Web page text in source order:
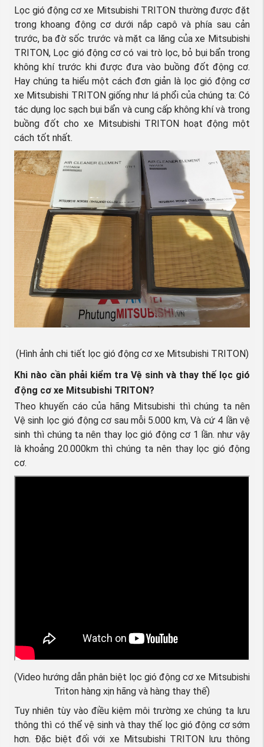
Lọc gió động cơ xe Mitsubishi TRITON thường được đặt
trong khoang động cơ dưới nắp capô và phía sau cản
trước, ba đờ sốc trước và mặt ca lăng của xe Mitsubishi
TRITON, Lọc gió động cơ có vai trò lọc, bỏ bụi bẩn trong
không khí trước khi được đưa vào buồng đốt động cơ.
Hay chúng ta hiểu một cách đơn giản là lọc gió động cơ
xe Mitsubishi TRITON giống như lá phổi của chúng ta: Có
tác dụng lọc sạch bụi bẩn và cung cấp không khí và trong
buồng đốt cho xe Mitsubishi TRITON hoạt động một
cách tốt nhất.
(Hình ảnh chi tiết lọc gió động cơ xe Mitsubishi TRITON)
Khi nào cần phải kiểm tra Vệ sinh và thay thế lọc gió
động cơ xe Mitsubishi TRITON?
Theo khuyến cáo của hãng Mitsubishi thì chúng ta nên
Vệ sinh lọc gió động cơ sau mỗi 5.000 km, Và cứ 4 lần vệ
sinh thì chúng ta nên thay lọc gió động cơ 1 lần. như vậy
là khoảng 20.000km thì chúng ta nên thay lọc gió động
cơ.
(Video hướng dẫn phân biệt lọc gió động cơ xe Mitsubishi
Triton hàng xịn hãng và hàng thay thế)
Tuy nhiên tùy vào điều kiệm môi trường xe chúng ta lưu
thông thì có thể vệ sinh và thay thế lọc gió động cơ sớm
hơn. Đặc biệt đối với xe Mitsubishi TRITON lưu thông